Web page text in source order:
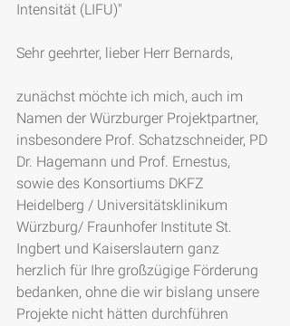
Intensität (LIFU)"
Sehr geehrter, lieber Herr Bernards,
zunächst möchte ich mich, auch im
Namen der Würzburger Projektpartner,
insbesondere Prof. Schatzschneider, PD
Dr. Hagemann und Prof. Ernestus,
sowie des Konsortiums DKFZ
Heidelberg / Universitätsklinikum
Würzburg/ Fraunhofer Institute St.
Ingbert und Kaiserslautern ganz
herzlich für Ihre großzügige Förderung
bedanken, ohne die wir bislang unsere
Projekte nicht hätten durchführen